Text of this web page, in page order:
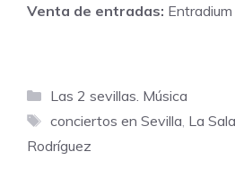
Venta de entradas: Entradium
Categorías
Las 2 sevillas. Música
Etiquetas
conciertos en Sevilla, La Sala
Rodríguez